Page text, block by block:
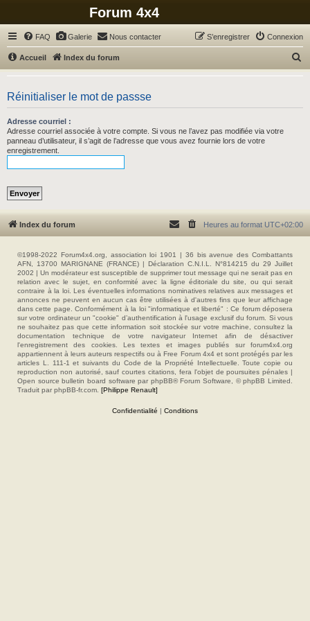
Forum 4x4
FAQ Galerie Nous contacter Connexion
S’enregistrer
Accueil Index du forum
h
Réinitialiser le mot de passse
Adresse courriel :
Adresse courriel associée à votre compte. Si vous ne l’avez pas modifiée via votre
panneau d’utilisateur, il s’agit de l’adresse que vous avez fournie lors de votre
enregistrement.
Index du forum Heures au format UTC+02:00
©1998-2022 Forum4x4.org, association loi 1901 | 36 bis avenue des Combattants
AFN, 13700 MARIGNANE (FRANCE) | Déclaration C.N.I.L. N°814215 du 29 Juillet
2002 | Un modérateur est susceptible de supprimer tout message qui ne serait pas en
relation avec le sujet, en conformité avec la ligne éditoriale du site, ou qui serait
contraire à la loi. Les éventuelles informations nominatives relatives aux messages et
annonces ne peuvent en aucun cas être utilisées à d'autres fins que leur affichage
dans cette page. Conformément à la loi "informatique et liberté" : Ce forum déposera
sur votre ordinateur un "cookie" d’authentification à l'usage exclusif du forum. Si vous
ne souhaitez pas que cette information soit stockée sur votre machine, consultez la
documentation technique de votre navigateur Internet afin de désactiver
l'enregistrement des cookies. Les textes et images publiés sur forum4x4.org
appartiennent à leurs auteurs respectifs ou à Free Forum 4x4 et sont protégés par les
articles L. 111-1 et suivants du Code de la Propriété Intellectuelle. Toute copie ou
reproduction non autorisé, sauf courtes citations, fera l'objet de poursuites pénales |
Open source bulletin board software par phpBB® Forum Software, © phpBB Limited.
Traduit par phpBB-fr.com. [Philippe Renault]
Confidentialité | Conditions